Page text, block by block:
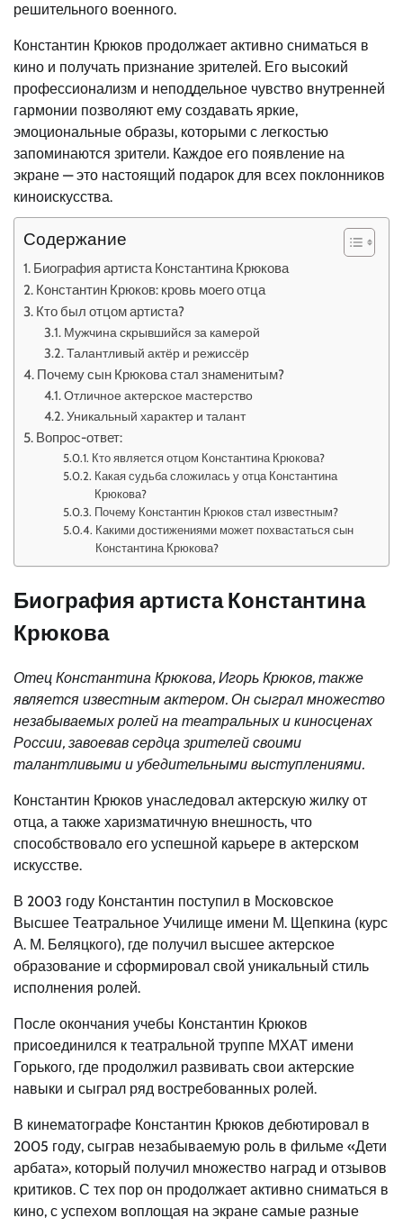
решительного военного.
Константин Крюков продолжает активно сниматься в
кино и получать признание зрителей. Его высокий
профессионализм и неподдельное чувство внутренней
гармонии позволяют ему создавать яркие,
эмоциональные образы, которыми с легкостью
запоминаются зрители. Каждое его появление на
экране — это настоящий подарок для всех поклонников
киноискусства.
Содержание
Биография артиста Константина Крюкова
Константин Крюков: кровь моего отца
Кто был отцом артиста?
Мужчина скрывшийся за камерой
Талантливый актёр и режиссёр
Почему сын Крюкова стал знаменитым?
Отличное актерское мастерство
Уникальный характер и талант
Вопрос-ответ:
Кто является отцом Константина Крюкова?
Какая судьба сложилась у отца Константина
Крюкова?
Почему Константин Крюков стал известным?
Какими достижениями может похвастаться сын
Константина Крюкова?
Биография артиста Константина
Крюкова
Отец Константина Крюкова, Игорь Крюков, также
является известным актером. Он сыграл множество
незабываемых ролей на театральных и киносценах
России, завоевав сердца зрителей своими
талантливыми и убедительными выступлениями.
Константин Крюков унаследовал актерскую жилку от
отца, а также харизматичную внешность, что
способствовало его успешной карьере в актерском
искусстве.
В 2003 году Константин поступил в Московское
Высшее Театральное Училище имени М. Щепкина (курс
А. М. Беляцкого), где получил высшее актерское
образование и сформировал свой уникальный стиль
исполнения ролей.
После окончания учебы Константин Крюков
присоединился к театральной труппе МХАТ имени
Горького, где продолжил развивать свои актерские
навыки и сыграл ряд востребованных ролей.
В кинематографе Константин Крюков дебютировал в
2005 году, сыграв незабываемую роль в фильме «Дети
арбата», который получил множество наград и отзывов
критиков. С тех пор он продолжает активно сниматься в
кино, с успехом воплощая на экране самые разные